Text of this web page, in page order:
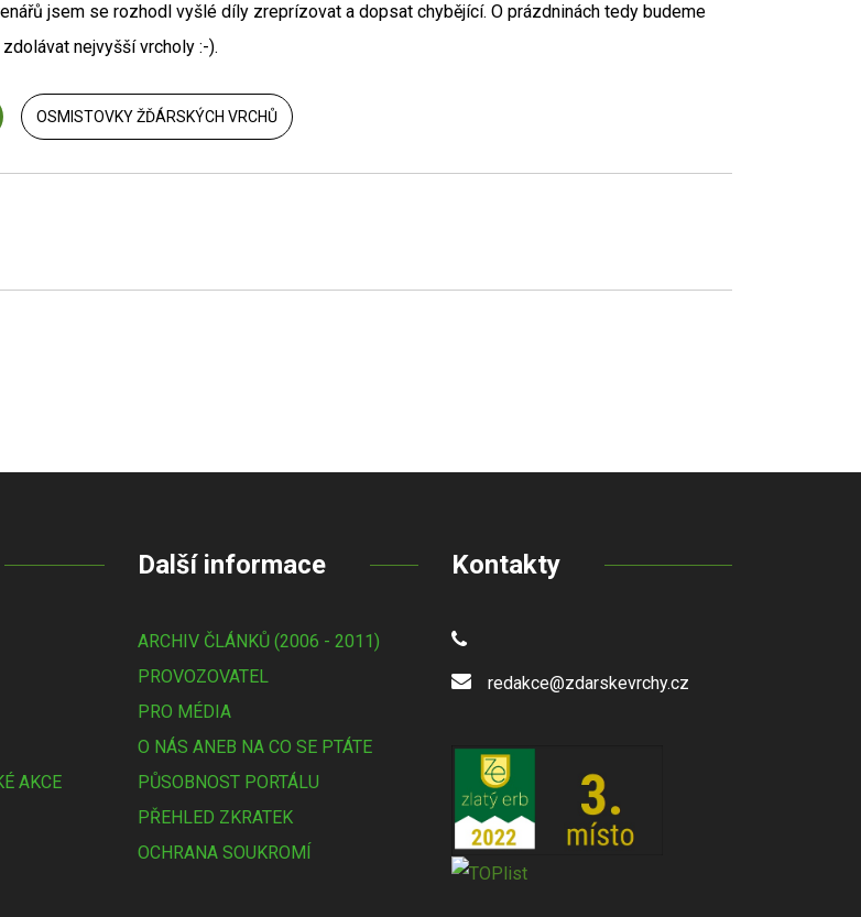
jsem se rozhodl vyšlé díly zreprízovat a dopsat chybějící. O prázdninách tedy budeme
nejvyšší vrcholy :-).
OSMISTOVKY ŽĎÁRSKÝCH VRCHŮ
AKCE
Další informace
ARCHIV ČLÁNKŮ (2006 - 2011)
PROVOZOVATEL
PRO MÉDIA
O NÁS ANEB NA CO SE PTÁTE
PŮSOBNOST PORTÁLU
PŘEHLED ZKRATEK
OCHRANA SOUKROMÍ
Kontakty
redakce@zdarskevrchy.cz